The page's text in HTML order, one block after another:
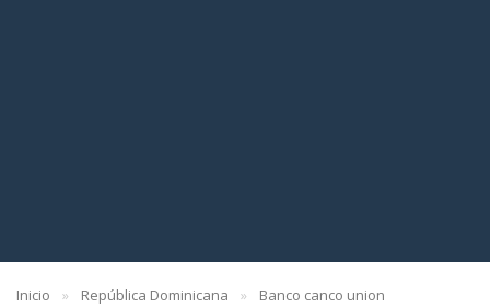
Inicio República Dominicana Banco canco union